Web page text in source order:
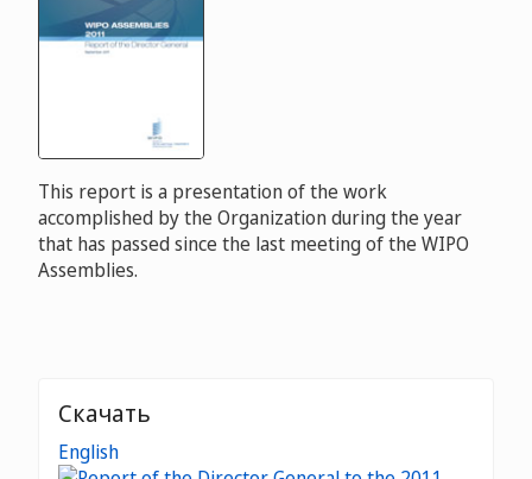
This report is a presentation of the work
accomplished by the Organization during the year
that has passed since the last meeting of the WIPO
Assemblies.
Скачать
English